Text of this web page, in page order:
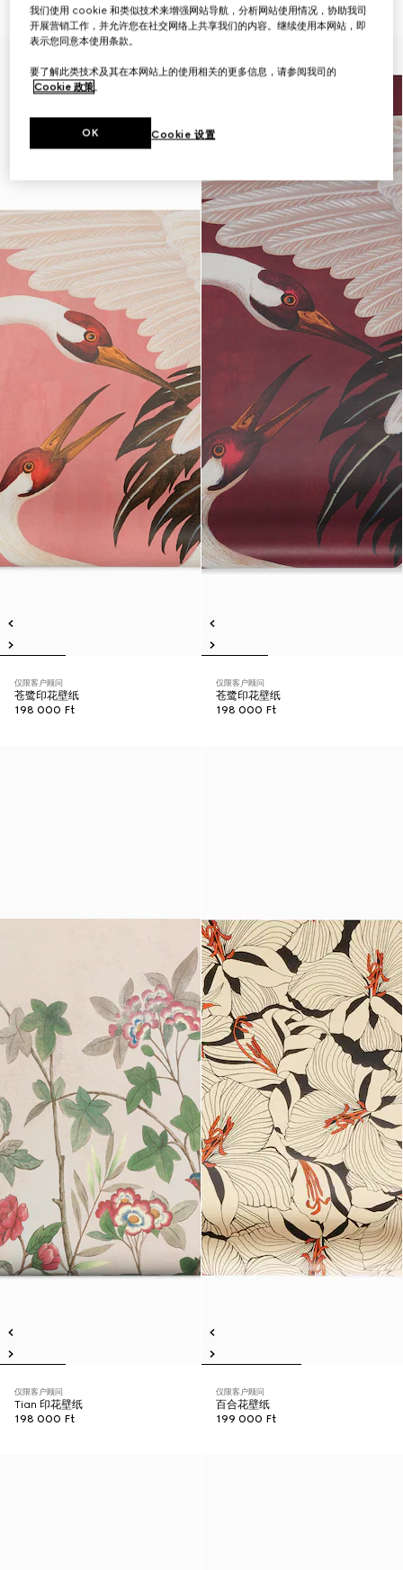
仅限客户顾问
苍鹭印花壁纸
198 000 Ft
仅限客户顾问
苍鹭印花壁纸
198 000 Ft
仅限客户顾问
Tian 印花壁纸
198 000 Ft
仅限客户顾问
百合花壁纸
199 000 Ft
我们使用 cookie 和类似技术来增强网站导航，分析网站使用情况，协助我司
开展营销工作，并允许您在社交网络上共享我们的内容。继续使用本网站，即
表示您同意本使用条款。
要了解此类技术及其在本网站上的使用相关的更多信息，请参阅我司的
Cookie 政策。
Cookie 设置
OK